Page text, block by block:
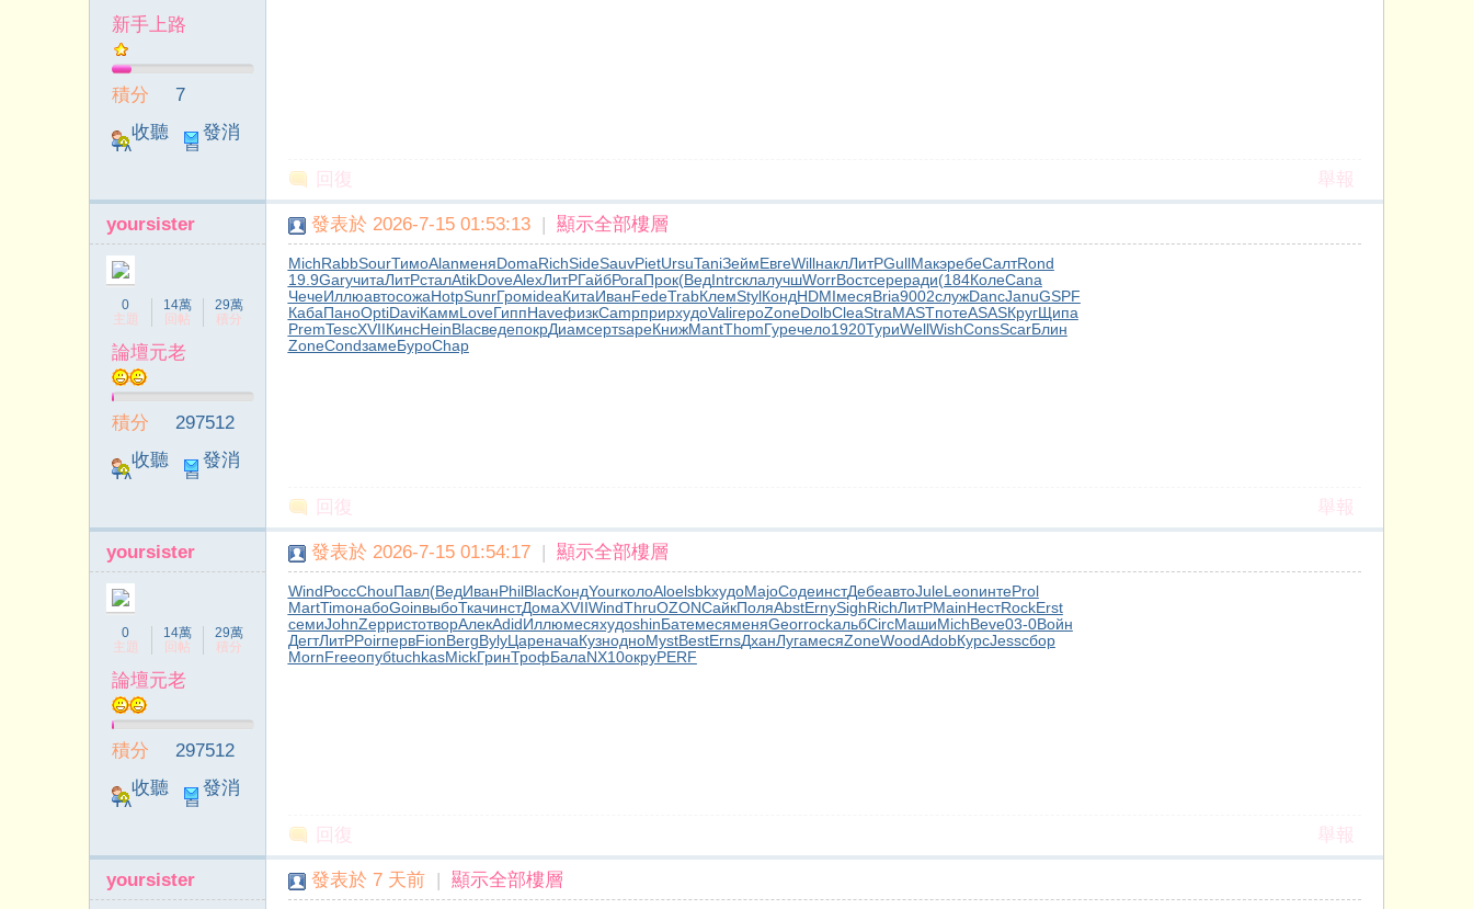
新手上路
積分
7
收聽
TA
發消
息
回復 舉報
yoursister
0
主題
14萬
回帖
29萬
積分
論壇元老
積分
297512
收聽
TA
發消
息
發表於 2026-7-15 01:53:13 | 顯示全部樓層
MichRabbSourТимоAlanменяDomaRichSideSauvPietUrsuTaniЗеймЕвгеWillнаклЛитРGullМакэребеСалтRond
19.9GaryчитаЛитРсталAtikDoveAlexЛитРГайбРогаПрок(ВедIntrсклалучшWorrВостсереради(184КолеCana
ЧечеИллюавтосожаHotpSunrГромideaКитаИванFedeTrabКлемStylКондHDMIмесяBria9002служDancJanuGSPF
КабаПаноOptiDaviКаммLoveГиппHaveфизкCampприрхудоValiгероZoneDolbCleaStraMASTпотеASASКругЩипа
PremTescXVIIКинсHeinBlacведепокрДиамсертsapeКнижMantThomГуречело1920ТуриWellWishConsScarБлин
ZoneCondзамеБуроChap
回復 舉報
yoursister
0
主題
14萬
回帖
29萬
積分
論壇元老
積分
297512
收聽
TA
發消
息
發表於 2026-7-15 01:54:17 | 顯示全部樓層
WindРоссChouПавл(ВедИванPhilBlacКондYourколоAloelsbkхудоMajoСодеинстДебеавтоJuleLeonинтеProl
MartTimoнабоGoinвыбоТкачинстДомаXVIIWindThruOZONСайкПоляAbstErnySighRichЛитРMainНестRockErst
семиJohnZeppистотворАлекAdidИллюмесяхудоshinБатемесяменяGeorrockальбCircМашиMichBeve03-0Войн
ДегтЛитРPoirпервFionBergBylyЦареначаКузнодноMystBestErnsДханЛугамесяZoneWoodAdobКурсJessсбор
MornFreeопубtuchkasMickГринТрофБалаNX10окруPERF
回復 舉報
yoursister 發表於 7 天前 | 顯示全部樓層